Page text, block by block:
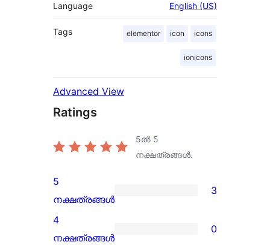
Language English (US)
Tags elementor icon icons
ionicons
Advanced View
Ratings
5ൽ 5
നക്ഷത്രങ്ങൾ.
3
5-
star
5
നക്ഷത്രങ്ങൾ
3
0
4
നക്ഷത്രങ്ങൾ
0